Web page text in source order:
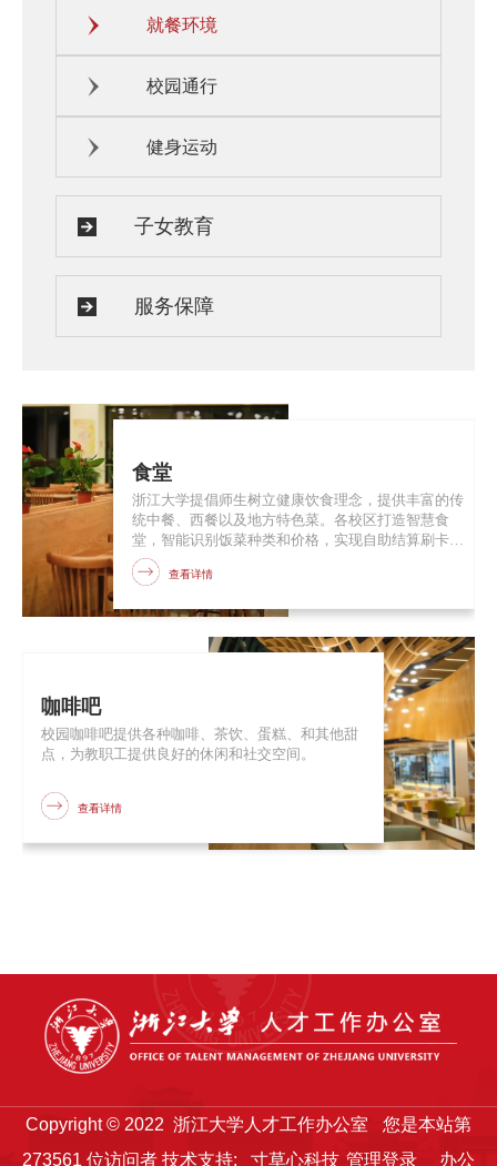
就餐环境
校园通行
健身运动
子女教育
服务保障
食堂
浙江大学提倡师生树立健康饮食理念，提供丰富的传
统中餐、西餐以及地方特色菜。各校区打造智慧食
堂，智能识别饭菜种类和价格，实现自助结算刷卡，
同时计算食物卡路里、分析食物营养成分、提供健康
饮食指导和运动建议，真正做到吃得有趣、吃得健
查看详情
咖啡吧
校园咖啡吧提供各种咖啡、茶饮、蛋糕、和其他甜
点，为教职工提供良好的休闲和社交空间。
查看详情
Copyright © 2022 浙江大学人才工作办公室
您是本站第
273561位访问者 技术支持: 寸草心科技 管理登录 办公